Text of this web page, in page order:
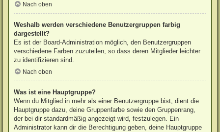
Nach oben
Weshalb werden verschiedene Benutzergruppen farbig
dargestellt?
Es ist der Board-Administration möglich, den Benutzergruppen
verschiedene Farben zuzuteilen, so dass deren Mitglieder leichter
zu identifizieren sind.
Nach oben
Was ist eine Hauptgruppe?
Wenn du Mitglied in mehr als einer Benutzergruppe bist, dient die
Hauptgruppe dazu, deine Gruppenfarbe sowie den Gruppenrang,
der bei dir standardmäßig angezeigt wird, festzulegen. Ein
Administrator kann dir die Berechtigung geben, deine Hauptgruppe